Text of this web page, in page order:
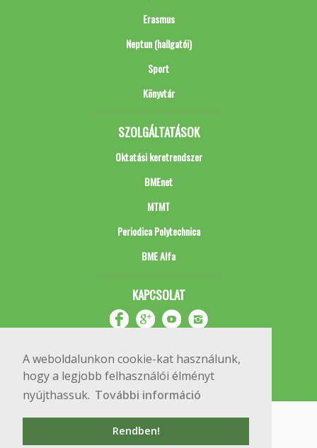
A weboldalunkon cookie-kat használunk,
hogy a legjobb felhasználói élményt
nyújthassuk. További információ
Rendben!
Erasmus
Neptun (hallgatói)
Sport
Könyvtár
SZOLGÁLTATÁSOK
Oktatási keretrendszer
BMEnet
MTMT
Periodica Polytechnica
BME Alfa
KAPCSOLAT
Copyright © 2020 BME Építőmérnöki Kar
1111 Budapest, Műegyetem rkp. 3.